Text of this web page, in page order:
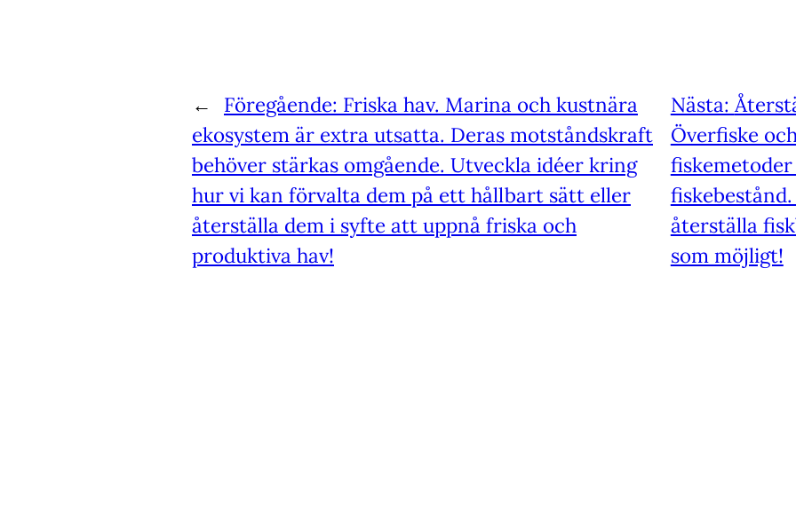
← Föregående: Friska hav. Marina och kustnära
ekosystem är extra utsatta. Deras motståndskraft
behöver stärkas omgående. Utveckla idéer kring
hur vi kan förvalta dem på ett hållbart sätt eller
återställa dem i syfte att uppnå friska och
produktiva hav!
Nästa:
Överfiske
återställa
som möjligt!